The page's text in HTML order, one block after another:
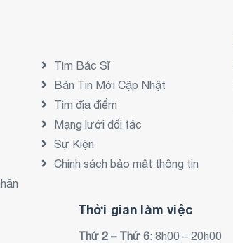
Tìm Bác Sĩ
Bản Tin Mới Cập Nhật
Tìm địa điểm
Mạng lưới đối tác
Sự Kiện
Chính sách bảo mật thông tin
Thời gian làm việc
Thứ 2 – Thứ 6: 8h00 – 20h00